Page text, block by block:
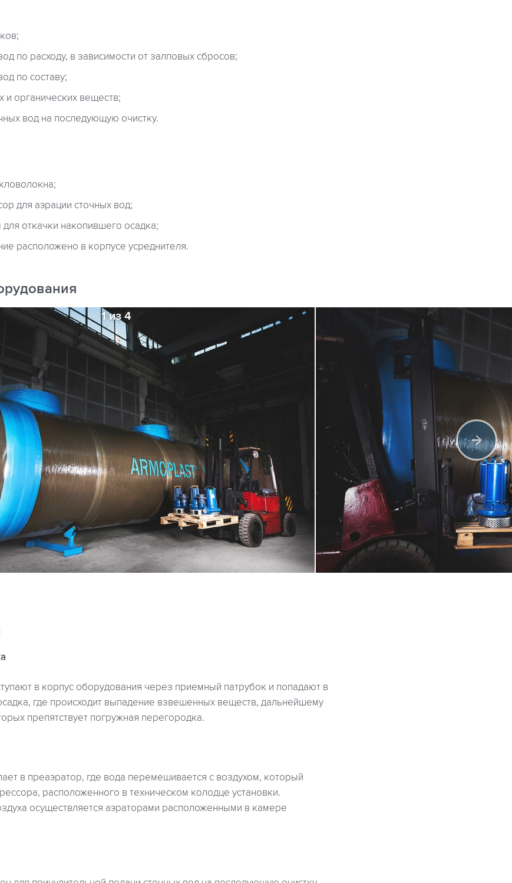
по расходу, в зависимости от залповых сбросов;
по составу;
органических веществ;
вод на последующую очистку.
для аэрации сточных вод;
откачки накопившего осадка;
расположено в корпусе усреднителя.
1 из 4
в корпус оборудования через приемный патрубок и попадают в
где происходит выпадение взвешенных веществ, дальнейшему
препятствует погружная перегородка.
в преаэратор, где вода перемешивается с воздухом, который
расположенного в техническом колодце установки.
осуществляется аэраторами расположенными в камере